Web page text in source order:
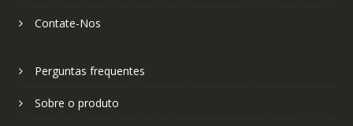
Contate-Nos
Perguntas frequentes
Sobre o produto